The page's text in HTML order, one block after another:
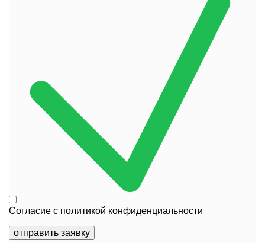
Согласие с политикой конфиденциальности
отправить заявку